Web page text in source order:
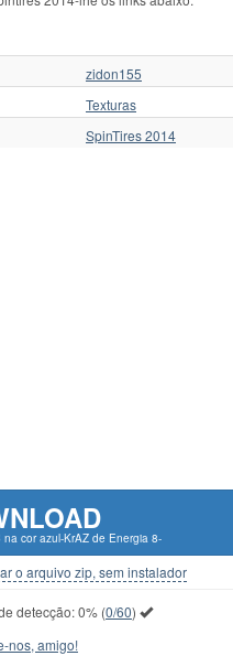
zidon155
Texturas
SpinTires 2014
na cor azul-KrAZ de Energia 8-
o arquivo zip, sem instalador
detecção:0%(0/60)
nos, amigo!